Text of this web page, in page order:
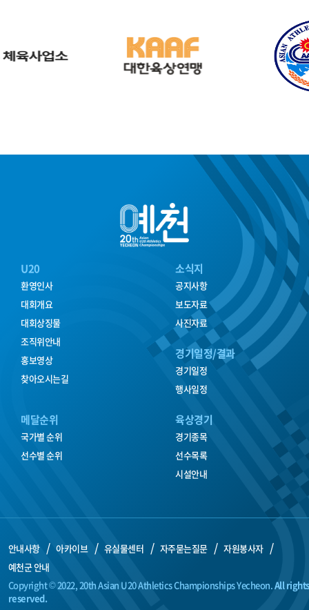
U20
환영인사
대회개요
대회상징물
조직위안내
홍보영상
찾아오시는길
소식지
공지사항
보도자료
사진자료
경기일정/결과
경기일정
행사일정
메달순위
국가별 순위
선수별 순위
육상경기
경기종목
선수목록
시설안내
안내사항 아카이브 유실물센터 자주묻는질문
자원봉사자
예천군 안내
Copyright © 2022, 20th Asian U20 Athletics Championships Yecheon.All rights
reserved.